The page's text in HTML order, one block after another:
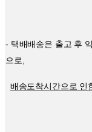
- 택배배송은 출고 후
으로,
배송도착시간으로 인